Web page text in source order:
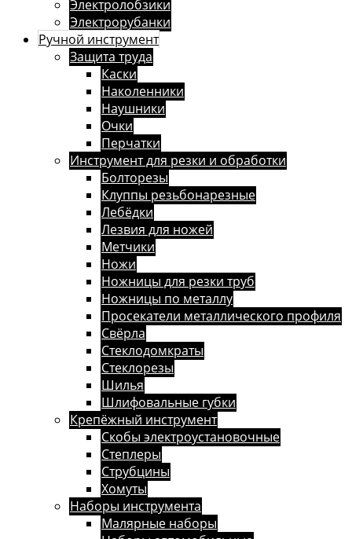
Электролобзики
Электрорубанки
Ручной инструмент
Защита труда
Каски
Наколенники
Наушники
Очки
Перчатки
Инструмент для резки и обработки
Болторезы
Клуппы резьбонарезные
Лебёдки
Лезвия для ножей
Метчики
Ножи
Ножницы для резки труб
Ножницы по металлу
Просекатели металлического профиля
Свёрла
Стеклодомкраты
Стеклорезы
Шилья
Шлифовальные губки
Крепёжный инструмент
Скобы электроустановочные
Степлеры
Струбцины
Хомуты
Наборы инструмента
Малярные наборы